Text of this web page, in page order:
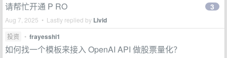
请帮忙开通 P RO
Aug 7, 2025 • Lastly replied by Livid
3
投资 • frayesshi1
如何找一个模板来接入 OpenAI API 做股票量化？